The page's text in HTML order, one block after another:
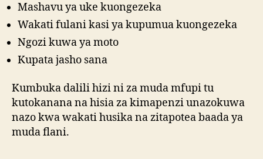
Mashavu ya uke kuongezeka
Wakati fulani kasi ya kupumua kuongezeka
Ngozi kuwa ya moto
Kupata jasho sana
Kumbuka dalili hizi ni za muda mfupi tu
kutokanana na hisia za kimapenzi unazokuwa
nazo kwa wakati husika na zitapotea baada ya
muda flani.